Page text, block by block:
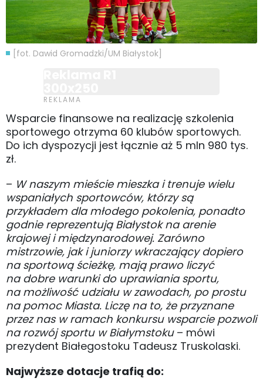
[fot. Dawid Gromadzki/UM Białystok]
Wsparcie finansowe na realizację szkolenia
sportowego otrzyma 60 klubów sportowych.
Do ich dyspozycji jest łącznie aż 5 mln 980 tys.
zł.
– W naszym mieście mieszka i trenuje wielu
wspaniałych sportowców, którzy są
przykładem dla młodego pokolenia, ponadto
godnie reprezentują Białystok na arenie
krajowej i międzynarodowej. Zarówno
mistrzowie, jak i juniorzy wkraczający dopiero
na sportową ścieżkę, mają prawo liczyć
na dobre warunki do uprawiania sportu,
na możliwość udziału w zawodach, po prostu
na pomoc Miasta. Liczę na to, że przyznane
przez nas w ramach konkursu wsparcie pozwoli
na rozwój sportu w Białymstoku – mówi
prezydent Białegostoku Tadeusz Truskolaski.
Najwyższe dotacje trafią do: